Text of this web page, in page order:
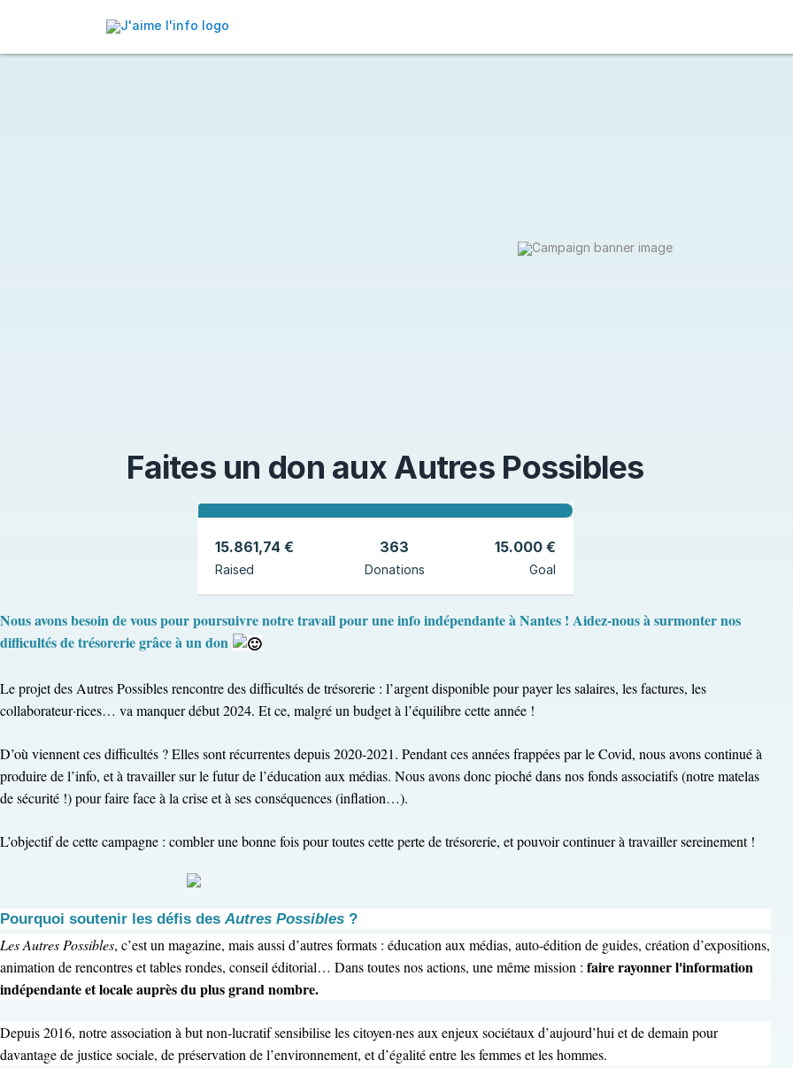
Faites un don aux Autres Possibles
15.861,74 €
Raised
363
Donations
15.000 €
Goal
Nous avons besoin de vous pour poursuivre notre travail pour une info indépendante à Nantes ! Aidez-nous à surmonter nos
difficultés de trésorerie grâce à un don
Le projet des Autres Possibles rencontre des difficultés de trésorerie : l’argent disponible pour payer les salaires, les factures, les
collaborateur·rices… va manquer début 2024. Et ce, malgré un budget à l’équilibre cette année !
D’où viennent ces difficultés ? Elles sont récurrentes depuis 2020-2021. Pendant ces années frappées par le Covid, nous avons continué à
produire de l’info, et à travailler sur le futur de l’éducation aux médias. Nous avons donc pioché dans nos fonds associatifs (notre matelas
de sécurité !) pour faire face à la crise et à ses conséquences (inflation…).
L’objectif de cette campagne : combler une bonne fois pour toutes cette perte de trésorerie, et pouvoir continuer à travailler sereinement !
Pourquoi soutenir les défis des Autres Possibles ?
Les Autres Possibles, c’est un magazine, mais aussi d’autres formats : éducation aux médias, auto-édition de guides, création d’expositions,
animation de rencontres et tables rondes, conseil éditorial… Dans toutes nos actions, une même mission : faire rayonner l'information
indépendante et locale auprès du plus grand nombre.
Depuis 2016, notre association à but non-lucratif sensibilise les citoyen·nes aux enjeux sociétaux d’aujourd’hui et de demain pour
davantage de justice sociale, de préservation de l’environnement, et d’égalité entre les femmes et les hommes.